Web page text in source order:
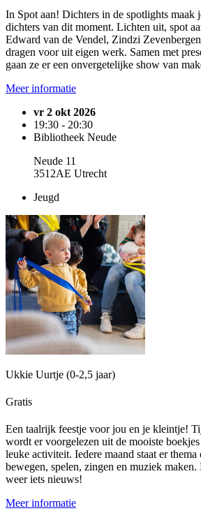
In Spot aan! Dichters in de spotlights maak
dichters van dit moment. Lichten uit, spot
Edward van de Vendel, Zindzi
dragen voor uit eigen werk. Samen met
gaan ze er een onvergetelijke show van
Meer informatie
vr 2 okt 2026
19:30 - 20:30
Bibliotheek Neude
Neude 11
3512AE Utrecht
Jeugd
Ukkie Uurtje (0-2,5 jaar)
Gratis
Een taalrijk feestje voor jou en je kleintje!
wordt er voorgelezen uit de mooiste boekjes
leuke activiteit. Iedere maand staat er thema
bewegen, spelen, zingen en muziek maken.
weer iets nieuws!
Meer informatie